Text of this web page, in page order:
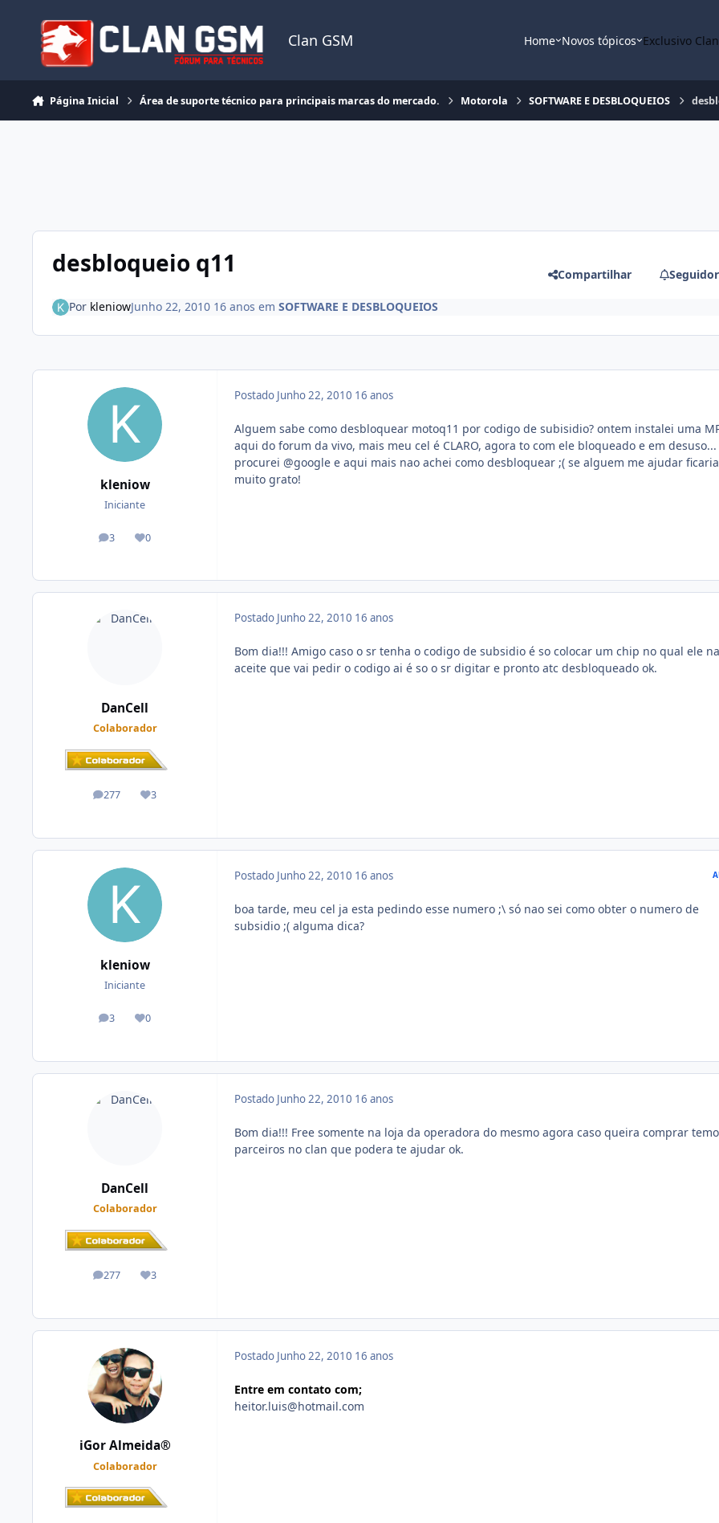
Clan GSM Home Novos tópicos Exclusivo
Página Inicial Área de suporte técnico para principais marcas do mercado. Motorola SOFTWARE E DESBLOQUEIOS
desbloqueio q11 Compartilhar
Por kleniowJunho 22, 2010 16 anos em SOFTWARE E DESBLOQUEIOS
kleniow
Iniciante
3
posts 0
Reputação
Postado Junho 22, 2010 16 anos
Alguem sabe como desbloquear motoq11 por codigo de subisidio? ontem instalei uma
aqui do forum da vivo, mais meu cel é CLARO, agora to com ele bloqueado e em desuso...
procurei @google e aqui mais nao achei como desbloquear ;( se alguem me ajudar ficaria
muito grato!
DanCell
Colaborador
277
posts 3
Reputação
Postado Junho 22, 2010 16 anos
Bom dia!!! Amigo caso o sr tenha o codigo de subsidio é so colocar um chip no qual ele
aceite que vai pedir o codigo ai é so o sr digitar e pronto atc desbloqueado ok.
kleniow
Iniciante
3
posts 0
Reputação
Postado Junho 22, 2010 16 anos
boa tarde, meu cel ja esta pedindo esse numero ;\ só nao sei como obter o numero de
subsidio ;( alguma dica?
DanCell
Colaborador
277
posts 3
Reputação
Postado Junho 22, 2010 16 anos
Bom dia!!! Free somente na loja da operadora do mesmo agora caso queira comprar
parceiros no clan que podera te ajudar ok.
iGor Almeida®
Colaborador
Postado Junho 22, 2010 16 anos
Entre em contato com;
heitor.luis@hotmail.com